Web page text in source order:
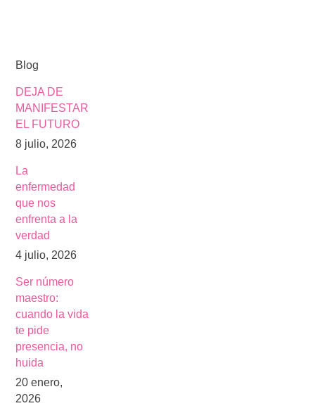
Blog
DEJA DE
MANIFESTAR
EL FUTURO
8 julio, 2026
La
enfermedad
que nos
enfrenta a la
verdad
4 julio, 2026
Ser número
maestro:
cuando la vida
te pide
presencia, no
huida
20 enero,
2026